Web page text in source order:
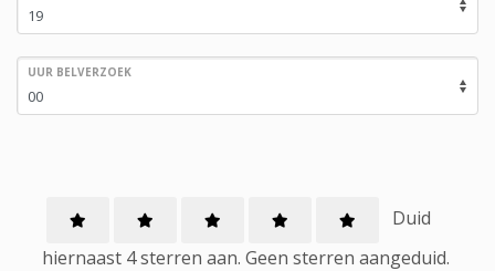
UUR BELVERZOEK
Duid
hiernaast 4 sterren aan. Geen sterren aangeduid.